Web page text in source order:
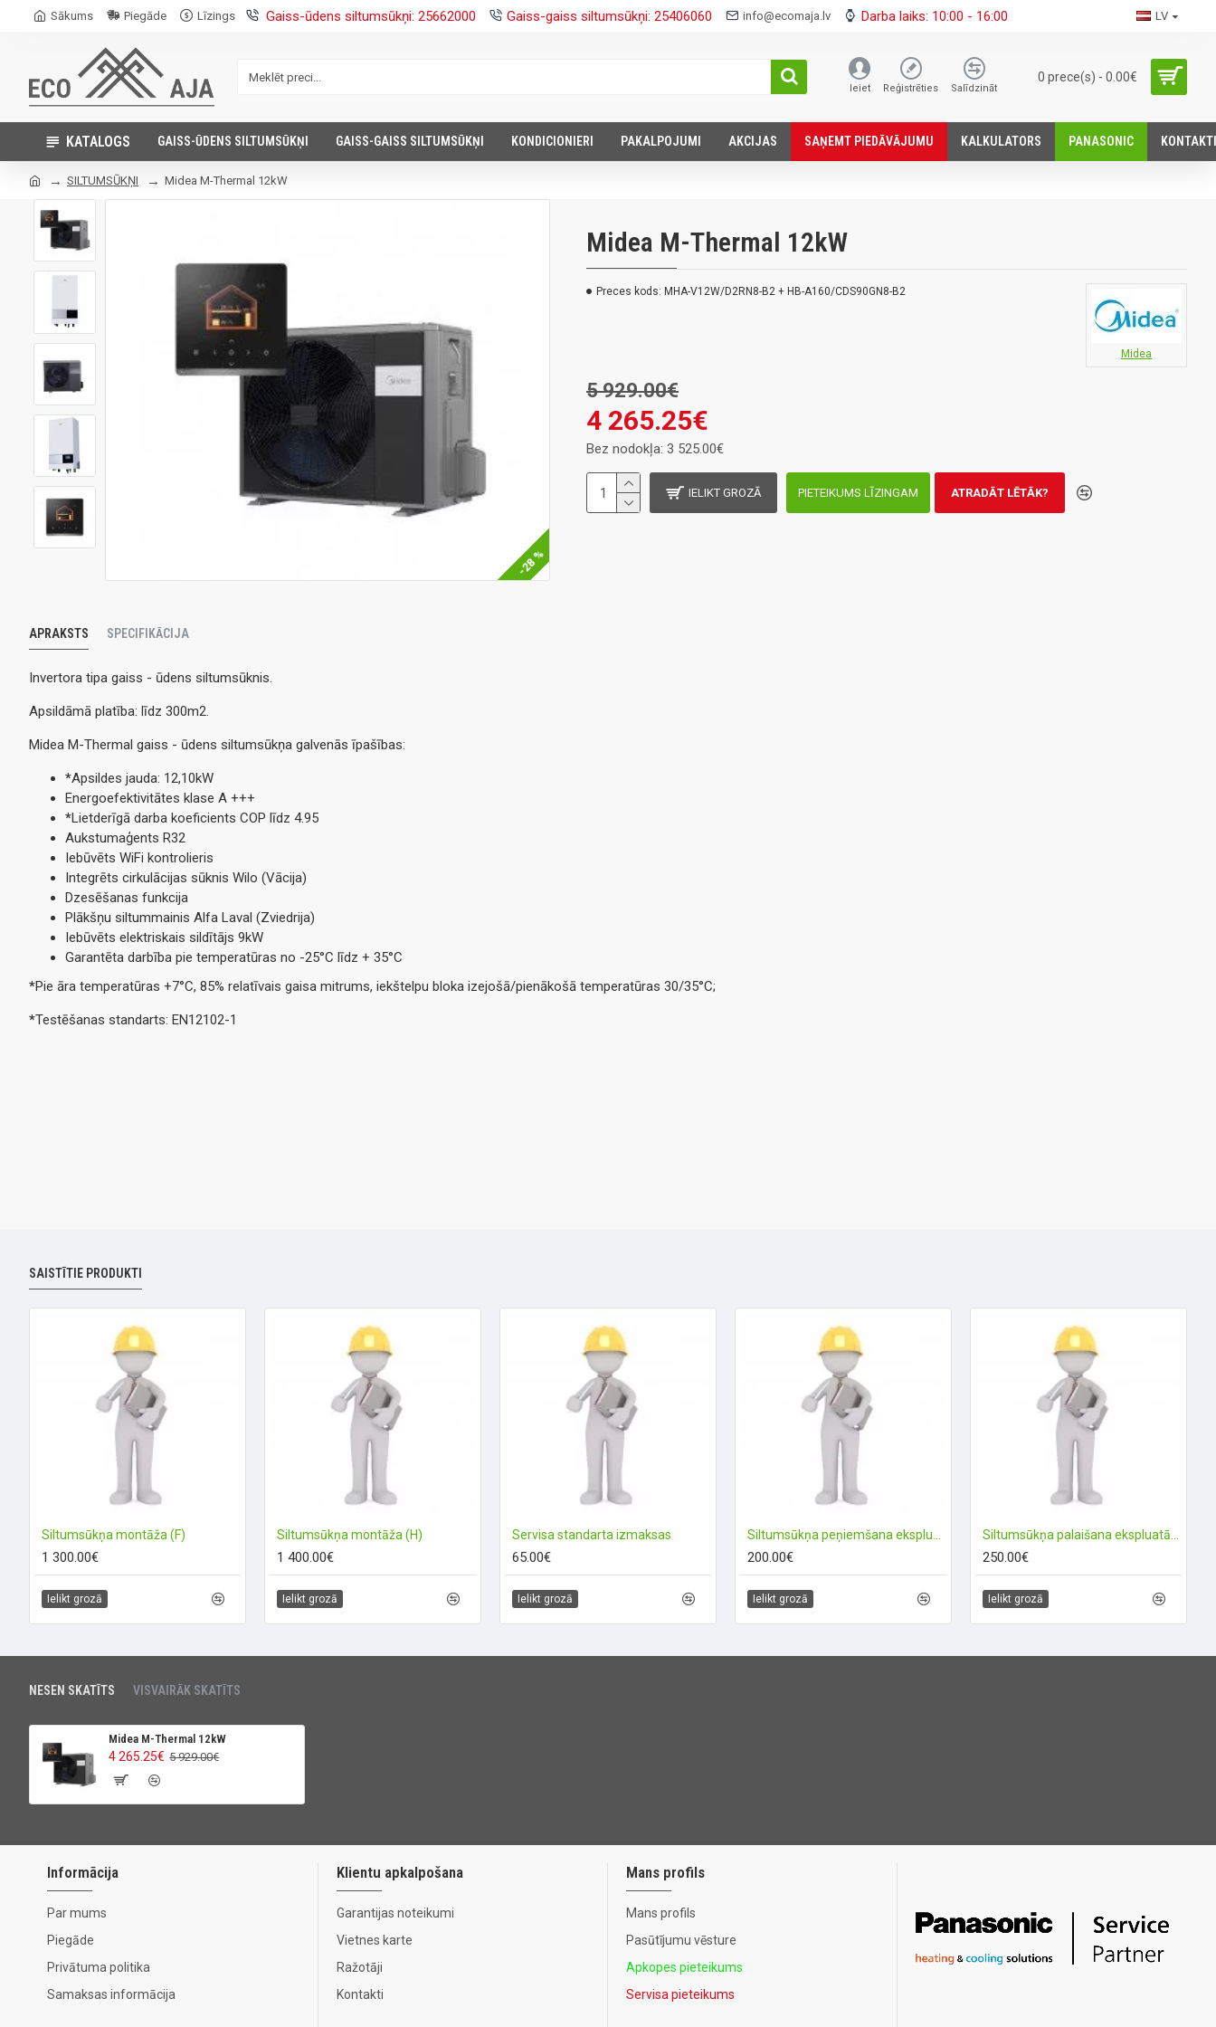
Sākums Piegāde Līzings Gaiss-ūdens siltumsūkņi: 25662000 Gaiss-gaiss siltumsūkņi: 25406060 info@ecomaja.lv Darba laiks: 10:00 - 16:00 LV
Ieiet Reģistrēties Salīdzināt
0 prece(s) - 0.00€
KATALOGS GAISS-ŪDENS SILTUMSŪKŅI GAISS-GAISS SILTUMSŪKŅI KONDICIONIERI PAKALPOJUMI AKCIJAS SАŅEMT PIEDĀVĀJUMU KALKULATORS PANASONIC KONTAKTI
SILTUMSŪKŅI Midea M-Thermal 12kW
-28 %
Midea M-Thermal 12kW
Preces kods: MHA-V12W/D2RN8-B2 + HB-A160/CDS90GN8-B2
Midea
4 265.25€
5 929.00€
Bez nodokļa: 3 525.00€
IELIKT GROZĀ PIETEIKUMS LĪZINGAM ATRADĀT LĒTĀK?
APRAKSTS SPECIFIKĀCIJA
Invertora tipa gaiss - ūdens siltumsūknis.
Apsildāmā platība: līdz 300m2.
Midea M-Thermal gaiss - ūdens siltumsūkņa galvenās īpašības:
*Apsildes jauda: 12,10kW
Energoefektivitātes klase A +++
*Lietderīgā darba koeficients COP līdz 4.95
Aukstumaģents R32
Iebūvēts WiFi kontrolieris
Integrēts cirkulācijas sūknis Wilo (Vācija)
Dzesēšanas funkcija
Plākšņu siltummainis Alfa Laval (Zviedrija)
Iebūvēts elektriskais sildītājs 9kW
Garantēta darbība pie temperatūras no -25°C līdz + 35°C
*Pie āra temperatūras +7°C, 85% relatīvais gaisa mitrums, iekštelpu bloka izejošā/pienākošā temperatūras 30/35°C;
*Testēšanas standarts: EN12102-1
SAISTĪTIE PRODUKTI
Siltumsūkņa montāža (F)
1 300.00€
Ielikt grozā
Siltumsūkņa montāža (H)
1 400.00€
Ielikt grozā
Servisa standarta izmaksas
65.00€
Ielikt grozā
200.00€
Ielikt grozā
250.00€
Ielikt grozā
NESEN SKATĪTS VISVAIRĀK SKATĪTS
Midea M-Thermal 12kW
4 265.25€ 5 929.00€
Informācija
Par mums
Piegāde
Privātuma politika
Samaksas informācija
Klientu apkalpošana
Garantijas noteikumi
Vietnes karte
Ražotāji
Kontakti
Mans profils
Mans profils
Pasūtījumu vēsture
Apkopes pieteikums
Servisa pieteikums